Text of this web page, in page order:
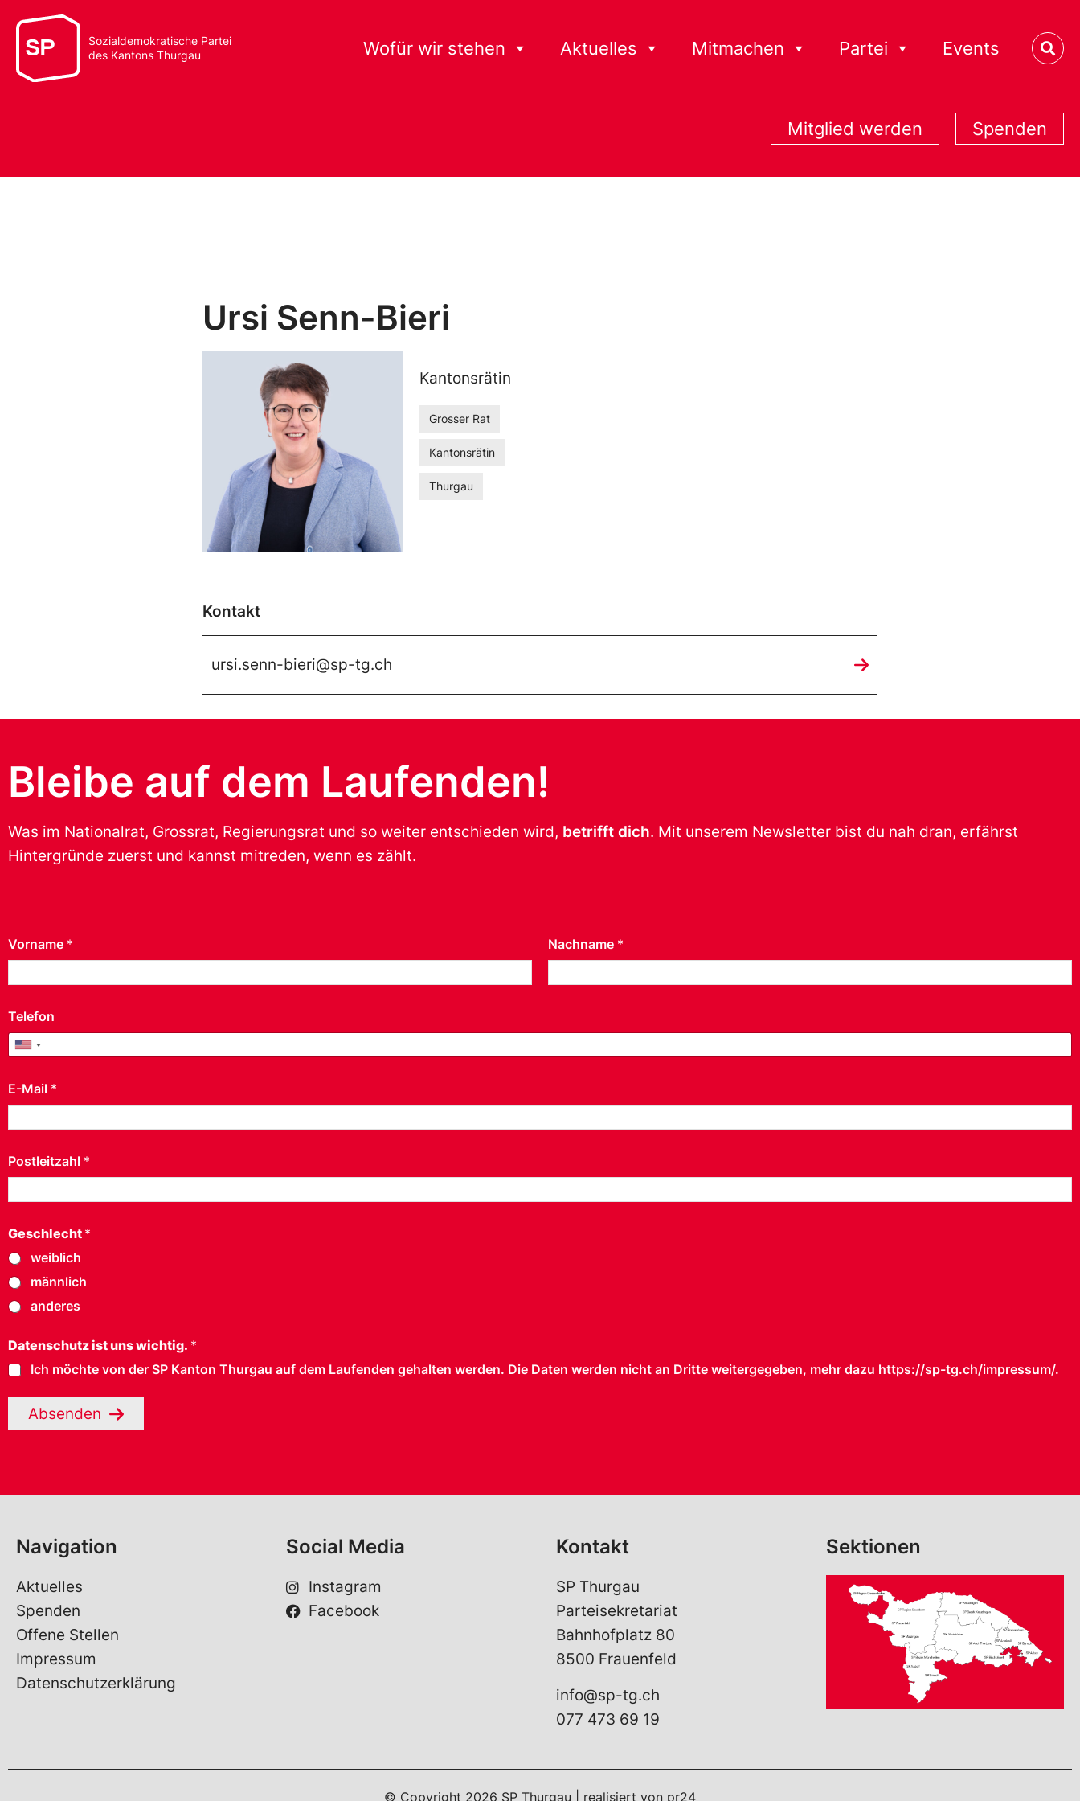
Sozialdemokratische Partei
des Kantons Thurgau
Wofür wir stehen Aktuelles Mitmachen Partei Events
Mitglied werden Spenden
Ursi Senn-Bieri
Kantonsrätin
Grosser Rat
Kantonsrätin
Thurgau
Kontakt
ursi.senn-bieri@sp-tg.ch
Bleibe auf dem Laufenden!
Was im Nationalrat, Grossrat, Regierungsrat und so weiter entschieden wird, betrifft dich. Mit unserem Newsletter bist du nah dran, erfährst
Hintergründe zuerst und kannst mitreden, wenn es zählt.
Vorname * Nachname *
Telefon
United States +1
E-Mail *
Postleitzahl *
Geschlecht *
weiblich
männlich
anderes
Datenschutz ist uns wichtig. *
Ich möchte von der SP Kanton Thurgau auf dem Laufenden gehalten werden. Die Daten werden nicht an Dritte weitergegeben, mehr dazu https://sp-tg.ch/impressum/.
Absenden
Navigation
Aktuelles
Spenden
Offene Stellen
Impressum
Datenschutzerklärung
Social Media
Instagram
Facebook
Kontakt
SP Thurgau
Parteisekretariat
Bahnhofplatz 80
8500 Frauenfeld
info@sp-tg.ch
077 473 69 19
Sektionen
© Copyright 2026 SP Thurgau | realisiert von pr24